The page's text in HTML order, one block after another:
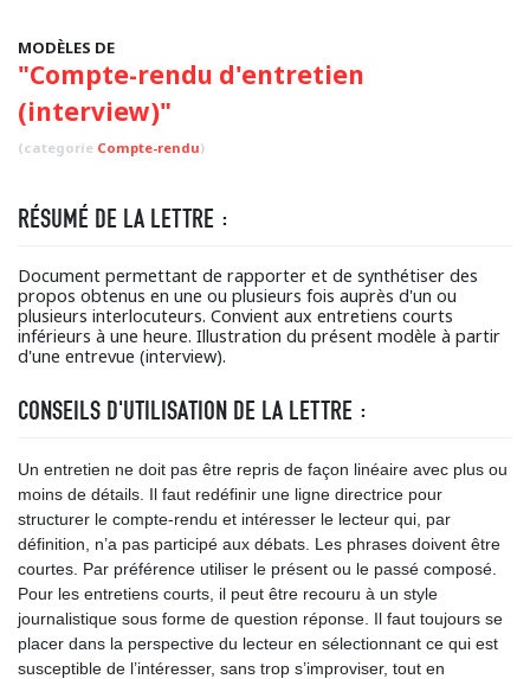
MODÈLES DE
"Compte-rendu d'entretien
(interview)"
(categorie Compte-rendu)
RÉSUMÉ DE LA LETTRE :
Document permettant de rapporter et de synthétiser des
propos obtenus en une ou plusieurs fois auprès d'un ou
plusieurs interlocuteurs. Convient aux entretiens courts
inférieurs à une heure. Illustration du présent modèle à partir
d'une entrevue (interview).
CONSEILS D'UTILISATION DE LA LETTRE :
Un entretien ne doit pas être repris de façon linéaire avec plus ou
moins de détails. Il faut redéfinir une ligne directrice pour
structurer le compte-rendu et intéresser le lecteur qui, par
définition, n’a pas participé aux débats. Les phrases doivent être
courtes. Par préférence utiliser le présent ou le passé composé.
Pour les entretiens courts, il peut être recouru à un style
journalistique sous forme de question réponse. Il faut toujours se
placer dans la perspective du lecteur en sélectionnant ce qui est
susceptible de l’intéresser, sans trop s’improviser, tout en